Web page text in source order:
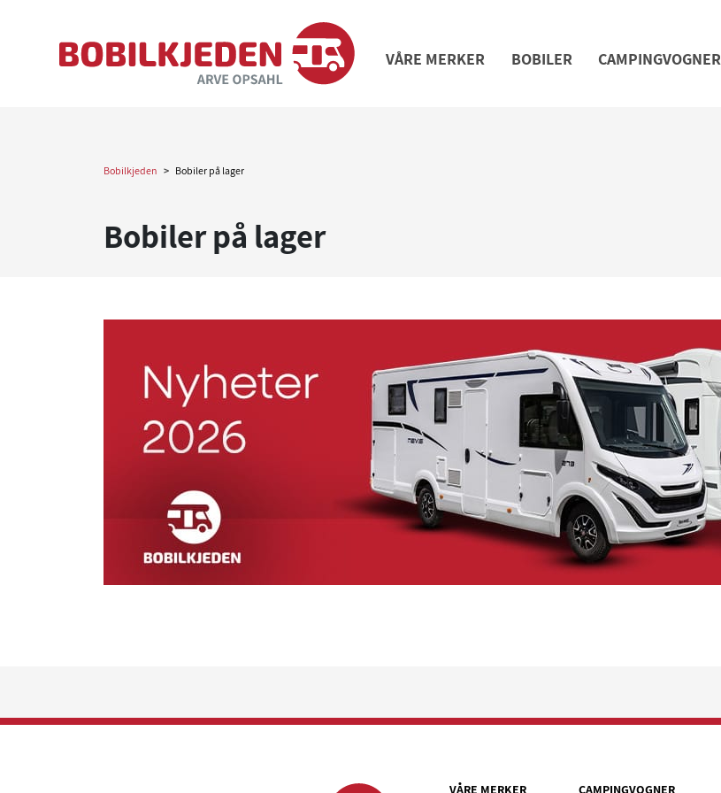
VÅRE MERKER BOBILER CAMPINGVOGNER
Bobilkjeden > Bobiler på lager
Bobiler på lager
VÅRE MERKER CAMPINGVOGNER